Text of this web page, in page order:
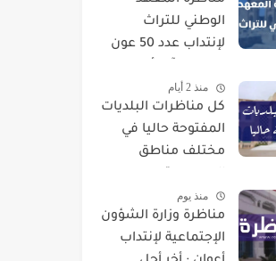
الوطني للتراث
لإنتداب عدد 50 عون
2026
منذ 2 أيام
كل مناظرات البلديات
المفتوحة حاليا في
مختلف مناطق
منذ يوم
مناظرة وزارة الشؤون
الإجتماعية لإنتداب